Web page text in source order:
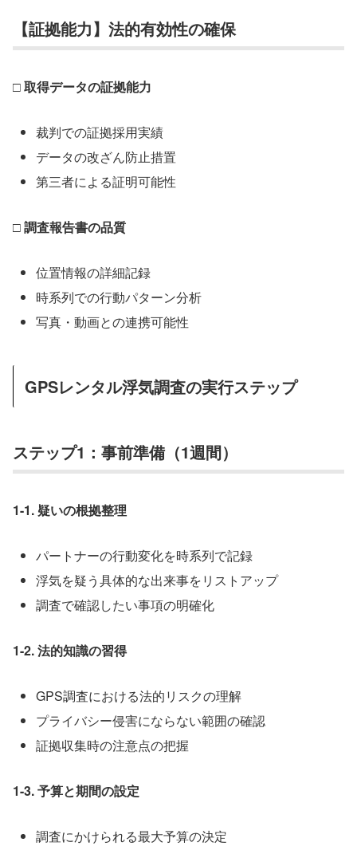
【証拠能力】法的有効性の確保
□ 取得データの証拠能力
裁判での証拠採用実績
データの改ざん防止措置
第三者による証明可能性
□ 調査報告書の品質
位置情報の詳細記録
時系列での行動パターン分析
写真・動画との連携可能性
GPSレンタル浮気調査の実行ステップ
ステップ1：事前準備（1週間）
1-1. 疑いの根拠整理
パートナーの行動変化を時系列で記録
浮気を疑う具体的な出来事をリストアップ
調査で確認したい事項の明確化
1-2. 法的知識の習得
GPS調査における法的リスクの理解
プライバシー侵害にならない範囲の確認
証拠収集時の注意点の把握
1-3. 予算と期間の設定
調査にかけられる最大予算の決定